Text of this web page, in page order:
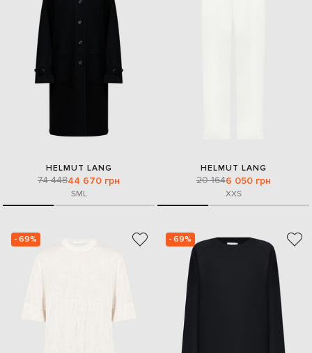
HELMUT LANG
74 44844 670 грн
SML
HELMUT LANG
20 1646 050 грн
XXS
- 69% - 69%